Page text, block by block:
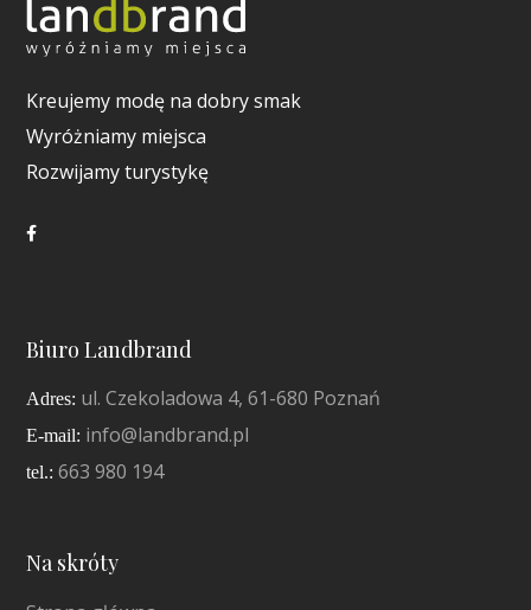
Kreujemy modę na dobry smak
Wyróżniamy miejsca
Rozwijamy turystykę
Biuro Landbrand
Adres: ul. Czekoladowa 4, 61-680 Poznań
E-mail: info@landbrand.pl
tel.: 663 980 194
Na skróty